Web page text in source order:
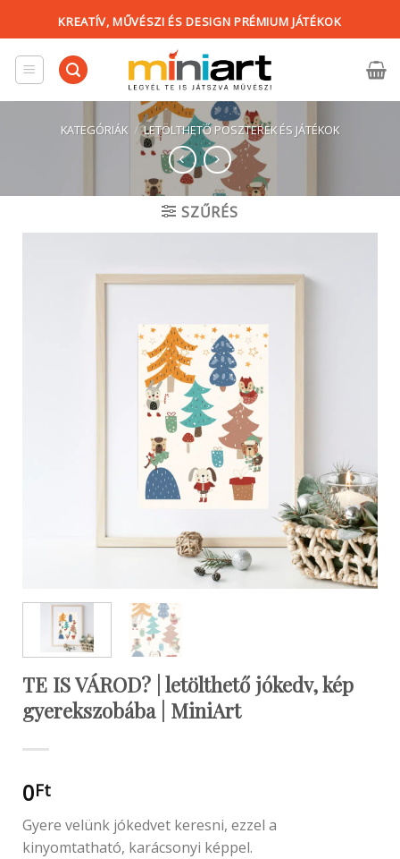
content
KREATÍV, MŰVÉSZI ÉS DESIGN PRÉMIUM JÁTÉKOK
KATEGÓRIÁK / LETÖLTHETŐ POSZTEREK ÉS JÁTÉKOK
SZŰRÉS
TE IS VÁROD? | letölthető jókedv, kép
gyerekszobába | MiniArt
0Ft
Gyere velünk jókedvet keresni, ezzel a
kinyomtatható, karácsonyi képpel.